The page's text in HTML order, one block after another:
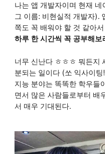
나는 앱 개발자이며 현재
그 이름: 비현실적 개발자).
쪽도 꼭 배워야 할 것 같아서
하루 한 시간씩 꼭 공부해보
너무 신난다 ㅎㅎㅎ 뭐든지
분되는 일이다 (쏘 익사이
지능 분야는 똑똑한 학우들
면서 많은 사람들로부터 배
서 매우 기대된다.